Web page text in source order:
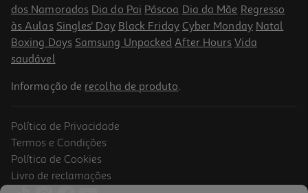
dos Namorados Dia do Pai Páscoa Dia da Mãe Regresso
às Aulas Singles' Day Black Friday Cyber Monday Natal
Boxing Days Samsung Unpacked After Hours Vida
saudável
Informação de recolha de produto.
Política de Privacidade
Termos e Condições
Política de Cookies
Livro de reclamações